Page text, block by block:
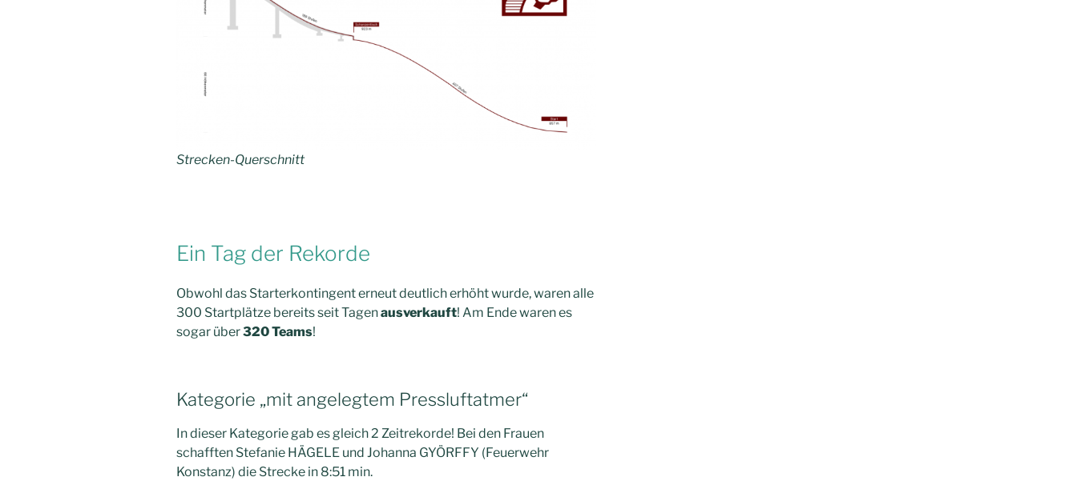
Strecken-Querschnitt
Ein Tag der Rekorde
Obwohl das Starterkontingent erneut deutlich erhöht wurde, waren alle
300 Startplätze bereits seit Tagenausverkauft! Am Ende waren es
sogar über320 Teams!
Kategorie „mit angelegtem Pressluftatmer“
In dieser Kategorie gab es gleich 2 Zeitrekorde! Bei den Frauen
schafften Stefanie HÄGELE und Johanna GYÖRFFY (Feuerwehr
Konstanz) die Strecke in 8:51 min.